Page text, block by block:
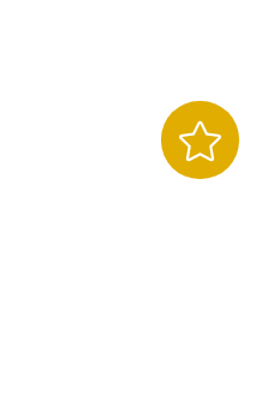
